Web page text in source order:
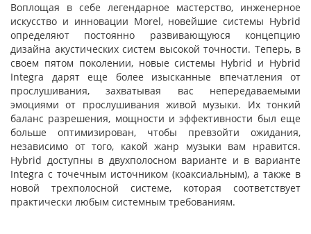
Воплощая в себе легендарное мастерство, инженерное
искусство и инновации Morel, новейшие системы Hybrid
определяют постоянно развивающуюся концепцию
дизайна акустических систем высокой точности. Теперь, в
своем пятом поколении, новые системы Hybrid и Hybrid
Integra дарят еще более изысканные впечатления от
прослушивания, захватывая вас непередаваемыми
эмоциями от прослушивания живой музыки. Их тонкий
баланс разрешения, мощности и эффективности был еще
больше оптимизирован, чтобы превзойти ожидания,
независимо от того, какой жанр музыки вам нравится.
Hybrid доступны в двухполосном варианте и в варианте
Integra с точечным источником (коаксиальным), а также в
новой трехполосной системе, которая соответствует
практически любым системным требованиям.